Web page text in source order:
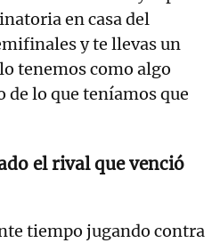
en casa del
y te llevas un
tenemos como algo
de lo que teníamos que
el rival que venció
tiempo jugando contra